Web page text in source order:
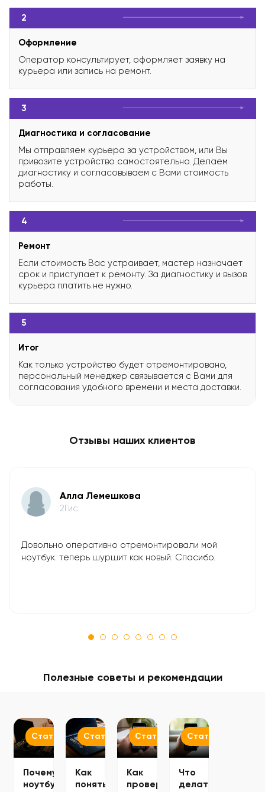
2
Оформление
Оператор консультирует, оформляет заявку на
курьера или запись на ремонт.
3
Диагностика и согласование
Мы отправляем курьера за устройством, или Вы
привозите устройство самостоятельно. Делаем
диагностику и согласовываем с Вами стоимость
работы.
4
Ремонт
Если стоимость Вас устраивает, мастер назначает
срок и приступает к ремонту. За диагностику и вызов
курьера платить не нужно.
5
Итог
Как только устройство будет отремонтировано,
персональный менеджер связывается с Вами для
согласования удобного времени и места доставки.
Отзывы наших клиентов
​Алла Лемешкова
2Гис
Довольно оперативно отремонтировали мой
ноутбук. теперь шуршит как новый. Спасибо.
Полезные советы и рекомендации
Статьи
Почему
ноутбук
Статьи
Как
понять,
Статьи
Как
проверить
Статьи
Что
делать